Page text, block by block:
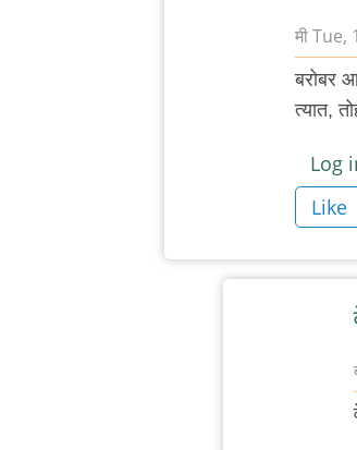
मीTue,
In
वासना,
जंगल
लव,
खिड़की,
बरोबर
त्यात,
Log
Like